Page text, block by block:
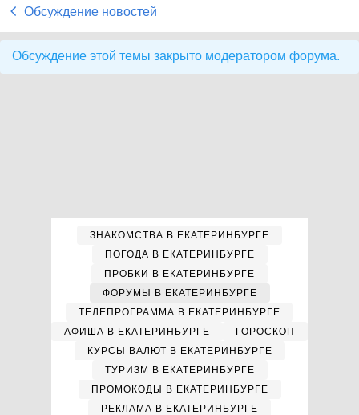
Обсуждение новостей
Обсуждение этой темы закрыто модератором форума.
ЗНАКОМСТВА В ЕКАТЕРИНБУРГЕ
ПОГОДА В ЕКАТЕРИНБУРГЕ
ПРОБКИ В ЕКАТЕРИНБУРГЕ
ФОРУМЫ В ЕКАТЕРИНБУРГЕ
ТЕЛЕПРОГРАММА В ЕКАТЕРИНБУРГЕ
АФИША В ЕКАТЕРИНБУРГЕ
ГОРОСКОП
КУРСЫ ВАЛЮТ В ЕКАТЕРИНБУРГЕ
ТУРИЗМ В ЕКАТЕРИНБУРГЕ
ПРОМОКОДЫ В ЕКАТЕРИНБУРГЕ
РЕКЛАМА В ЕКАТЕРИНБУРГЕ